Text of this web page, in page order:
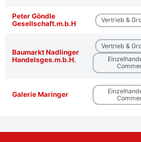
Peter Göndle
Gesellschaft.m.b.H
Vertrieb &
Baumarkt Nadlinger
Handelsges.m.b.H.
Vertrieb &
Galerie Maringer